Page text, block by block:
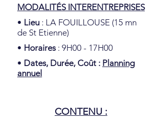
MODALITÉS INTERENTREPRISES
• Lieu : LA FOUILLOUSE (15 mn
de St Etienne)
• Horaires : 9H00 - 17H00
• Dates, Durée, Coût : Planning
annuel
CONTENU :